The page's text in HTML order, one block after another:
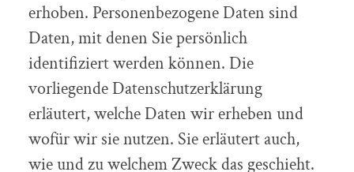
erhoben. Personenbezogene Daten sind
Daten, mit denen Sie persönlich
identifiziert werden können. Die
vorliegende Datenschutzerklärung
erläutert, welche Daten wir erheben und
wofür wir sie nutzen. Sie erläutert auch,
wie und zu welchem Zweck das geschieht.